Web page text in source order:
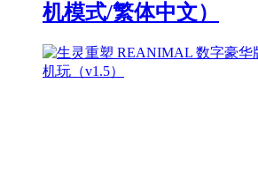
机模式/繁体中文）